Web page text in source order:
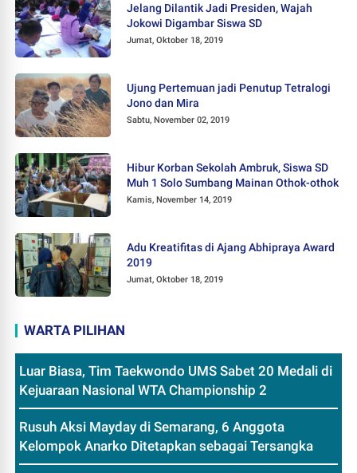
Jelang Dilantik Jadi Presiden, Wajah
Jokowi Digambar Siswa SD
Jumat, Oktober 18, 2019
Ujung Pertemuan jadi Penutup Tetralogi
Jono dan Mira
Sabtu, November 02, 2019
Hibur Korban Sekolah Ambruk, Siswa SD
Muh 1 Solo Sumbang Mainan Othok-othok
Kamis, November 14, 2019
Adu Kreatifitas di Ajang Abhipraya Award
2019
Jumat, Oktober 18, 2019
WARTA PILIHAN
Luar Biasa, Tim Taekwondo UMS Sabet 20 Medali di
Kejuaraan Nasional WTA Championship 2
Rusuh Aksi Mayday di Semarang, 6 Anggota
Kelompok Anarko Ditetapkan sebagai Tersangka